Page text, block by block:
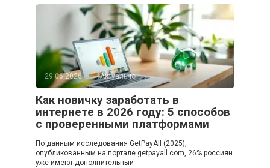
29.06.2026 Актуально
Как новичку заработать в
интернете в 2026 году: 5 способов
с проверенными платформами
По данным исследования GetPayAll (2025),
опубликованным на портале getpayall.com, 26% россиян
уже имеют дополнительный